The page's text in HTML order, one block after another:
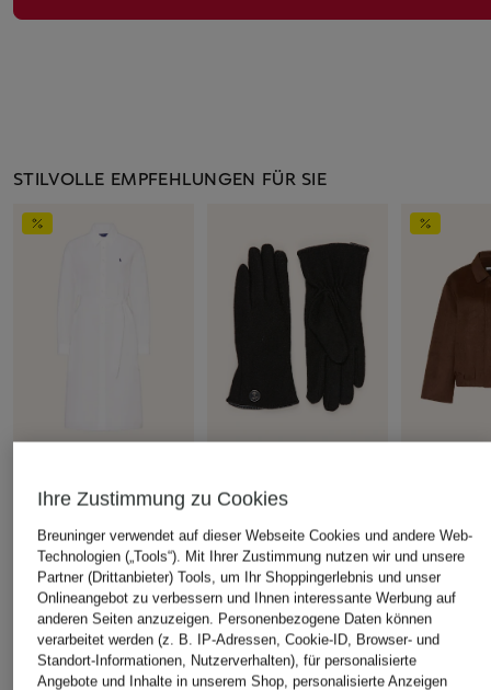
STILVOLLE EMPFEHLUNGEN FÜR SIE
Hemdblusenkleid
CHF 199
Ursprünglich:CHF 379
Handschuhe
CHF 85
CHF 139
Ursprünglich:
ÄHNLICHE ARTIKEL ENTDECKEN
Ihre Zustimmung zu Cookies
Breuninger verwendet auf dieser Webseite Cookies und andere Web-
Technologien („Tools“). Mit Ihrer Zustimmung nutzen wir und unsere
Partner (Drittanbieter) Tools, um Ihr Shoppingerlebnis und unser
Onlineangebot zu verbessern und Ihnen interessante Werbung auf
anderen Seiten anzuzeigen. Personenbezogene Daten können
verarbeitet werden (z. B. IP-Adressen, Cookie-ID, Browser- und
Standort-Informationen, Nutzerverhalten), für personalisierte
Angebote und Inhalte in unserem Shop, personalisierte Anzeigen